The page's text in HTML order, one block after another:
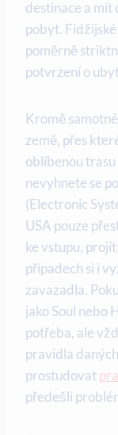
destinace a
pobyt.
poměrně
potvrzení o
Kromě
země, přes
oblíbenou trasu
nevyhnete se
(Electronic
USA pouze
ke vstupu,
případech si i
zavazadla.
jako Soul nebo
potřeba, ale
pravidla
prostudovat
předešli